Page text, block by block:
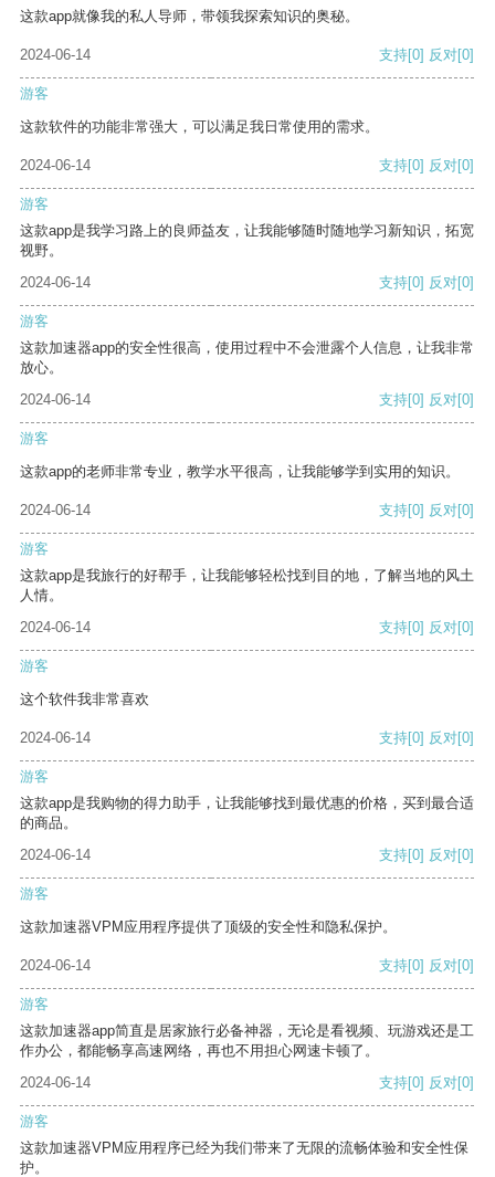
这款app就像我的私人导师，带领我探索知识的奥秘。
2024-06-14 支持[0] 反对[0]
游客
这款软件的功能非常强大，可以满足我日常使用的需求。
2024-06-14 支持[0] 反对[0]
游客
这款app是我学习路上的良师益友，让我能够随时随地学习新知识，拓宽
视野。
2024-06-14
支持[0] 反对[0]
游客
这款加速器app的安全性很高，使用过程中不会泄露个人信息，让我非常
放心。
2024-06-14
支持[0] 反对[0]
游客
这款app的老师非常专业，教学水平很高，让我能够学到实用的知识。
2024-06-14 支持[0] 反对[0]
游客
这款app是我旅行的好帮手，让我能够轻松找到目的地，了解当地的风土
人情。
2024-06-14
支持[0] 反对[0]
游客
这个软件我非常喜欢
2024-06-14 支持[0] 反对[0]
游客
这款app是我购物的得力助手，让我能够找到最优惠的价格，买到最合适
的商品。
2024-06-14
支持[0] 反对[0]
游客
这款加速器VPM应用程序提供了顶级的安全性和隐私保护。
2024-06-14 支持[0] 反对[0]
游客
这款加速器app简直是居家旅行必备神器，无论是看视频、玩游戏还是工
作办公，都能畅享高速网络，再也不用担心网速卡顿了。
2024-06-14
支持[0] 反对[0]
游客
这款加速器VPM应用程序已经为我们带来了无限的流畅体验和安全性保
护。